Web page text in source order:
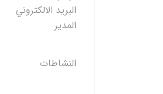
البريد الالكتروني
المدير
النشاطات